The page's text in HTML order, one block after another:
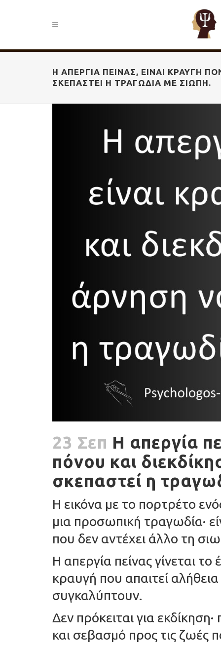
Η ΑΠΕΡΓΊΑ ΠΕΊΝΑΣ, ΕΊΝΑΙ ΚΡΑΥΓΉ
ΣΚΕΠΑΣΤΕΊ Η ΤΡΑΓΩΔΊΑ ΜΕ ΣΙΩΠΉ.
23 Σεπ Η απεργία
πόνου και
σκεπαστεί η
Η εικόνα με το πορτρέτο
μια προσωπική τραγωδία·
που δεν αντέχει άλλο τη
Η απεργία πείνας γίνεται
κραυγή που απαιτεί
συγκαλύπτουν.
Δεν πρόκειται για
και σεβασμό προς τις ζωές